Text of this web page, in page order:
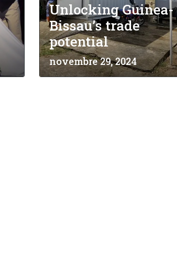
Unlocking Guinea-
Bissau’s trade
potential
novembre 29, 2024